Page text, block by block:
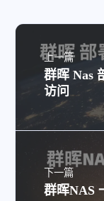
上一篇
群晖 Nas
访问
下一篇
群晖NAS